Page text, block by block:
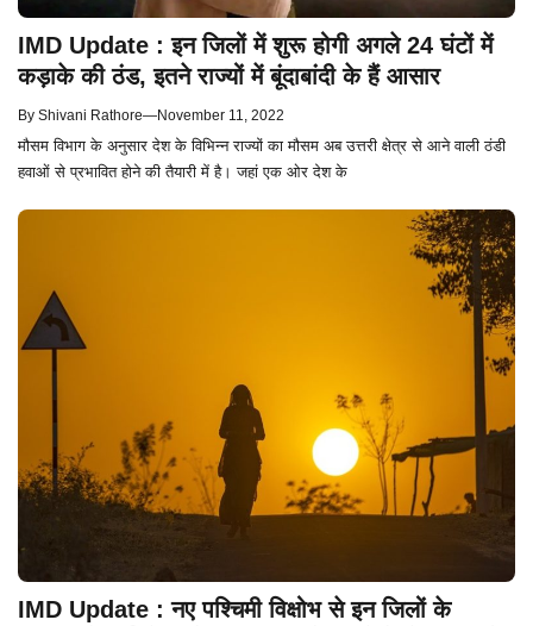
IMD Update : इन जिलों में शुरू होगी अगले 24 घंटों में
कड़ाके की ठंड, इतने राज्यों में बूंदाबांदी के हैं आसार
By Shivani Rathore—November 11, 2022
मौसम विभाग के अनुसार देश के विभिन्न राज्यों का मौसम अब उत्तरी क्षेत्र से आने वाली ठंडी
हवाओं से प्रभावित होने की तैयारी में है। जहां एक ओर देश के
IMD Update : नए पश्चिमी विक्षोभ से इन जिलों के